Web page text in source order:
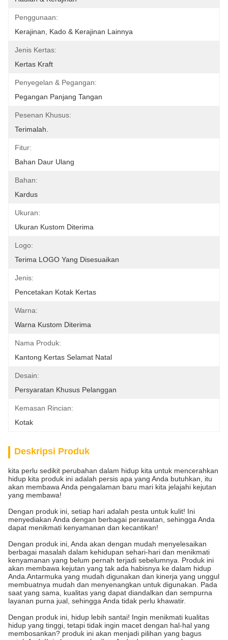
Penggunaan:
Kerajinan, Kado & Kerajinan Lainnya
Jenis Kertas:
Kertas Kraft
Penyegelan & Pegangan:
Pegangan Panjang Tangan
Pesenan Khusus:
Terimalah.
Fitur:
Bahan Daur Ulang
Bahan:
Kardus
Ukuran:
Ukuran Kustom Diterima
Logo:
Terima LOGO Yang Disesuaikan
Jenis:
Pencetakan Kotak Kertas
Warna:
Warna Kustom Diterima
Nama Produk:
Kantong Kertas Selamat Natal
Desain:
Persyaratan Khusus Pelanggan
Kemasan Rincian:
Kotak
Deskripsi Produk
kita perlu sedikit perubahan dalam hidup kita untuk mencerahkan
hidup kita produk ini adalah persis apa yang Anda butuhkan, itu
akan membawa Anda pengalaman baru mari kita jelajahi kejutan
yang membawa!
Dengan produk ini, setiap hari adalah pesta untuk kulit! Ini
menyediakan Anda dengan berbagai perawatan, sehingga Anda
dapat menikmati kenyamanan dan kecantikan!
Dengan produk ini, Anda akan dengan mudah menyelesaikan
berbagai masalah dalam kehidupan sehari-hari dan menikmati
kenyamanan yang belum pernah terjadi sebelumnya. Produk ini
akan membawa kejutan yang tak ada habisnya ke dalam hidup
Anda.Antarmuka yang mudah digunakan dan kinerja yang unggul
membuatnya mudah dan menyenangkan untuk digunakan. Pada
saat yang sama, kualitas yang dapat diandalkan dan sempurna
layanan purna jual, sehingga Anda tidak perlu khawatir.
Dengan produk ini, hidup lebih santai! Ingin menikmati kualitas
hidup yang tinggi, tetapi tidak ingin macet dengan hal-hal yang
membosankan? produk ini akan menjadi pilihan yang bagus